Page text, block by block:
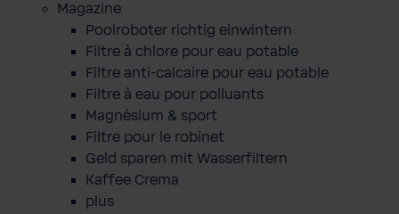
Magazine
Poolroboter richtig einwintern
Filtre à chlore pour eau potable
Filtre anti-calcaire pour eau potable
Filtre à eau pour polluants
Magnésium & sport
Filtre pour le robinet
Geld sparen mit Wasserfiltern
Kaffee Crema
plus